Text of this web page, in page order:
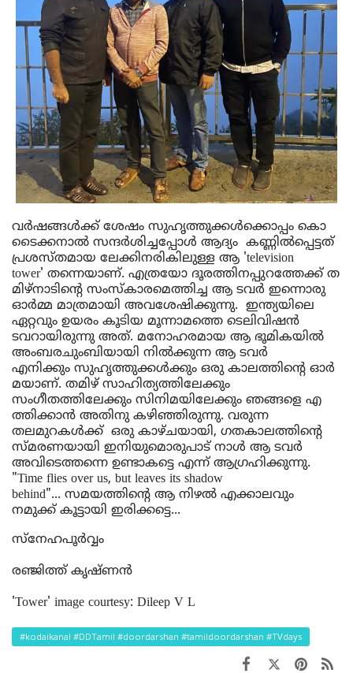
വർഷങ്ങൾക്ക് ശേഷം സുഹൃത്തുക്കൾക്കൊപ്പം കൊ
ടൈക്കനാൽ സന്ദർശിച്ചപ്പോൾ ആദ്യം കണ്ണിൽപ്പെട്ടത്
പ്രശസ്തമായ ലേക്കിനരികിലുള്ള ആ 'television
tower' തന്നെയാണ്. എത്രയോ ദൂരത്തിനപ്പുറത്തേക്ക് ത
മിഴ്നാടിന്റെ സംസ്കാരമെത്തിച്ച ആ ടവർ ഇന്നൊരു
ഓർമ്മ മാത്രമായി അവശേഷിക്കുന്നു.  ഇന്ത്യയിലെ
ഏറ്റവും ഉയരം കൂടിയ മൂന്നാമത്തെ ടെലിവിഷൻ
ടവറായിരുന്നു അത്. മനോഹരമായ ആ ഭൂമികയിൽ
അംബരചുംബിയായി നിൽക്കുന്ന ആ ടവർ
എനിക്കും സുഹൃത്തുക്കൾക്കും ഒരു കാലത്തിന്റെ ഓർ
മയാണ്. തമിഴ് സാഹിത്യത്തിലേക്കും
സംഗീതത്തിലേക്കും സിനിമയിലേക്കും ഞങ്ങളെ എ
ത്തിക്കാൻ അതിനു കഴിഞ്ഞിരുന്നു. വരുന്ന
തലമുറകൾക്ക് ഒരു കാഴ്ചയായി, ഗതകാലത്തിന്റെ
സ്മരണയായി ഇനിയുമൊരുപാട് നാൾ ആ ടവർ
അവിടെത്തന്നെ ഉണ്ടാകട്ടെ എന്ന് ആഗ്രഹിക്കുന്നു.
"Time flies over us, but leaves its shadow
behind"... സമയത്തിന്റെ ആ നിഴൽ എക്കാലവും
നമുക്ക് കൂട്ടായി ഇരിക്കട്ടെ...
സ്നേഹപൂർവ്വം
രഞ്ജിത്ത് കൃഷ്ണൻ
'Tower' image courtesy: Dileep V L
#kodaikanal #DDTamil #doordarshan #tamildoordarshan #TVdays